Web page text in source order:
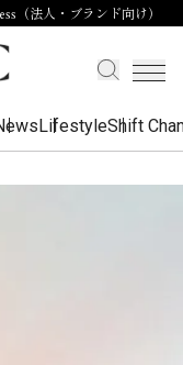
（法人・ブランド向け）
LifestyleShift